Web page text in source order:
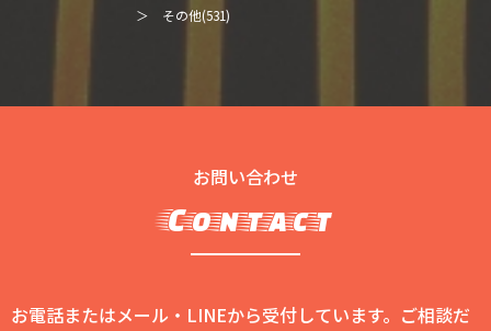
＞ その他(531)
お問い合わせ
Contact
お電話またはメール・LINEから受付しています。ご相談だ